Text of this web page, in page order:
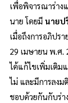
เพื่อพิจารณาร่าง
นาย โดยมี นายป
เมื่อถึงการอภิปร
29 เมษายน พ.ศ.
ได้แก้ไขเพิ่มเติม
ไม่ และมีการลง
ชอบด้วยกันกับร่